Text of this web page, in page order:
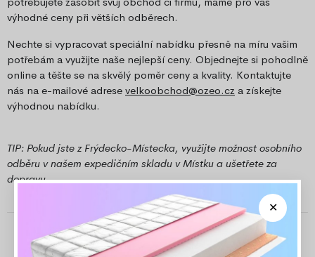
výhodné ceny při větších odběrech.
Nechte si vypracovat speciální nabídku přesně na míru vašim
potřebám a využijte naše nejlepší ceny. Objednejte si pohodlně
online a těšte se na skvělý poměr ceny a kvality. Kontaktujte
nás na e-mailové adrese velkoobchod@ozeo.cz a získejte
výhodnou nabídku.
TIP: Pokud jste z Frýdecko-Místecka, využijte možnost osobního
odběru v našem expedičním skladu v Místku a ušetřete za
dopravu.